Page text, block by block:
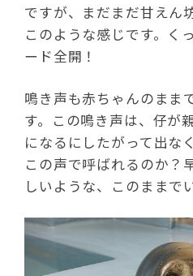
ですが、まだまだ甘えん
このような感じです。く
ード全開！
鳴き声も赤ちゃんのまま
す。この鳴き声は、仔が
になるにしたがって出な
この声で呼ばれるのか？
しいような、このままで